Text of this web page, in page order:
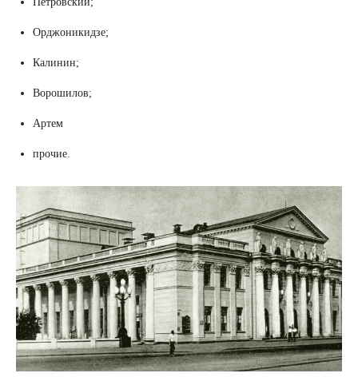
Орджоникидзе;
Калинин;
Ворошилов;
Артем
прочие.